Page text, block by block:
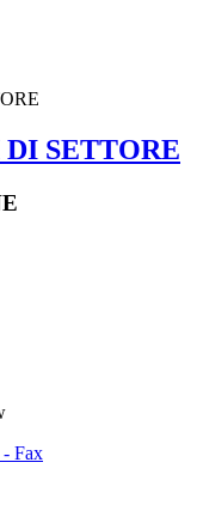
SETTORE
- Fax